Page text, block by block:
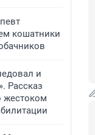
кошатники
и
Рассказ
жестоком